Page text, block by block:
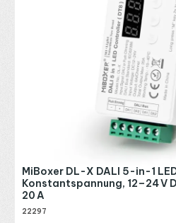
MiBoxer DL-X DALI 5-in-1
Konstantspannung, 12–24 V
20 A
22297